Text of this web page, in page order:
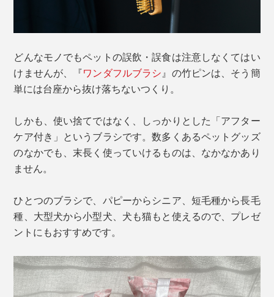
どんなモノでもペットの誤飲・誤食は注意しなくてはい
けませんが、『ワンダフルブラシ』の竹ピンは、そう簡
単には台座から抜け落ちないつくり。
しかも、使い捨てではなく、しっかりとした「アフター
ケア付き」というブラシです。数多くあるペットグッズ
のなかでも、末長く使っていけるものは、なかなかあり
ません。
ひとつのブラシで、パピーからシニア、短毛種から長毛
種、大型犬から小型犬、犬も猫もと使えるので、プレゼ
ントにもおすすめです。